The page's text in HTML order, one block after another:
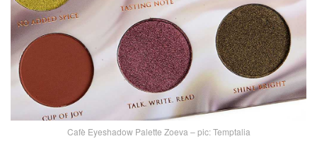
Cafè Eyeshadow Palette Zoeva – pic: Temptalia